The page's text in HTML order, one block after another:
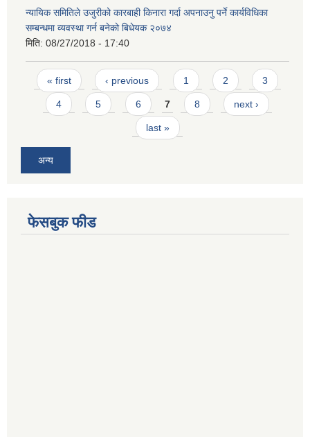
न्यायिक समितिले उजुरीको कारबाही किनारा गर्दा अपनाउनु पर्ने कार्यविधिका
सम्बन्धमा व्यवस्था गर्न बनेको बिधेयक २०७४
मिति: 08/27/2018 - 17:40
Pages
« first ‹ previous 1 2 3
4 5 6 7 8 next ›
last »
अन्य
फेसबुक फीड